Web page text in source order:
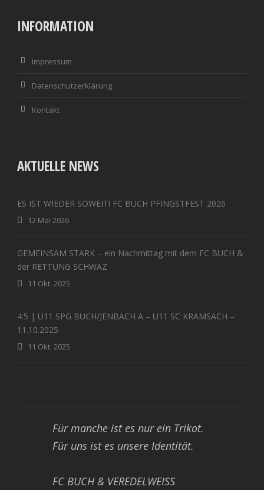
INFORMATION
Impressum
Datenschutzerklärung
Kontakt
AKTUELLE NEWS
ES IST WIEDER SOWEIT! FC BUCH PFINGSTFEST 2026
12 Mai 2026
GEMEINSAM STARK – ein Nachmittag mit dem FC BUCH &
der RETTUNG SCHWAZ
11 Okt. 2025
4:5 | U11 SPG BUCH/JENBACH A – U11 SC KRAMSACH –
11.10.2025
11 Okt. 2025
Für manche ist es nur ein Trikot.
Für uns ist es unsere Identität.
FC BUCH & VEREDELWEISS